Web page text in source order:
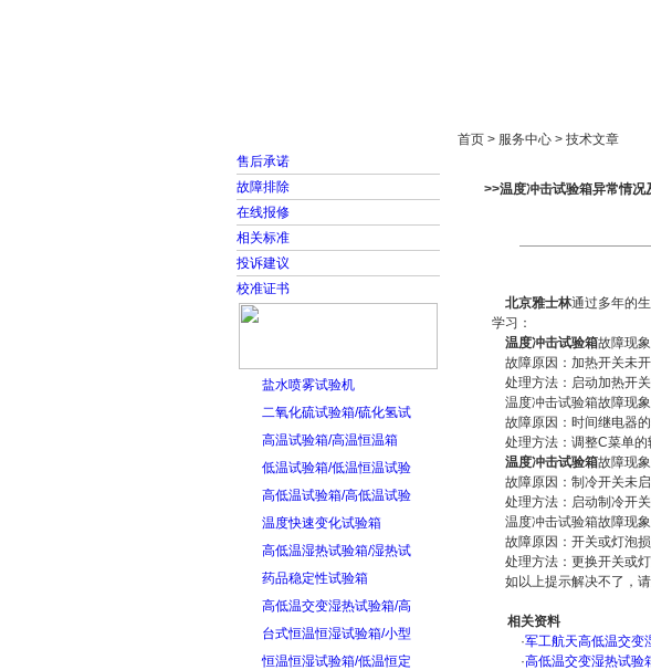
售后承诺
故障排除
在线报修
相关标准
投诉建议
校准证书
盐水喷雾试验机
二氧化硫试验箱/硫化氢试
高温试验箱/高温恒温箱
低温试验箱/低温恒温试验
高低温试验箱/高低温试验
温度快速变化试验箱
高低温湿热试验箱/湿热试
药品稳定性试验箱
高低温交变湿热试验箱/高
台式恒温恒湿试验箱/小型
恒温恒湿试验箱/低温恒定
首页 > 服务中心 > 技术文章
>>温度冲击试验箱异常情况
北京雅士林通过多年的
学习：
温度冲击试验箱故障现
故障原因：加热开关未
处理方法：启动加热开
温度冲击试验箱故障现
故障原因：时间继电器
处理方法：调整C菜单
温度冲击试验箱故障现
故障原因：制冷开关未
处理方法：启动制冷开
温度冲击试验箱故障现
故障原因：开关或灯泡
处理方法：更换开关或
如以上提示解决不了，
相关资料
·军工航天高低温交变
·高低温交变湿热试验